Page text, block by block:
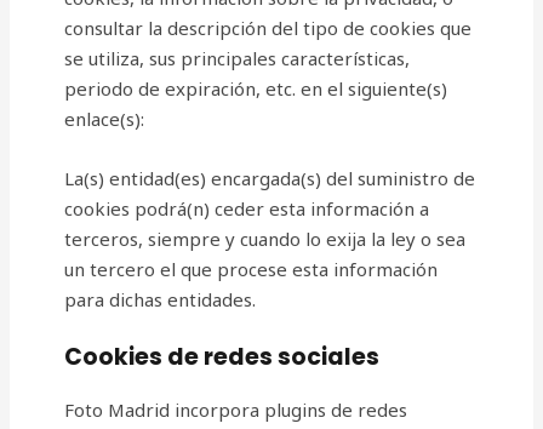
consultar la descripción del tipo de cookies que
se utiliza, sus principales características,
periodo de expiración, etc. en el siguiente(s)
enlace(s):
La(s) entidad(es) encargada(s) del suministro de
cookies podrá(n) ceder esta información a
terceros, siempre y cuando lo exija la ley o sea
un tercero el que procese esta información
para dichas entidades.
Cookies de redes sociales
Foto Madrid incorpora plugins de redes